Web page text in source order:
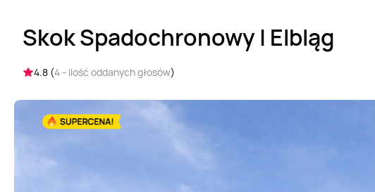
Skok Spadochronowy | Elbląg
4.8 (4 - ilość oddanych głosów)